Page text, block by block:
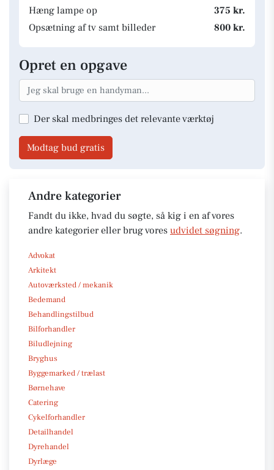
Hæng lampe op
375 kr.
Opsætning af tv samt billeder
800 kr.
Opret en opgave
Der skal medbringes det relevante værktøj
Modtag bud gratis
Andre kategorier
Fandt du ikke, hvad du søgte, så kig i en af vores
andre kategorier eller brug vores udvidet søgning.
Advokat
Arkitekt
Autoværksted / mekanik
Bedemand
Behandlingstilbud
Bilforhandler
Biludlejning
Bryghus
Byggemarked / trælast
Børnehave
Catering
Cykelforhandler
Detailhandel
Dyrehandel
Dyrlæge